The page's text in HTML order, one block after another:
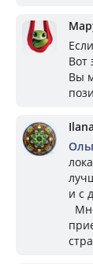
Вот
Вы
Ilana
и с